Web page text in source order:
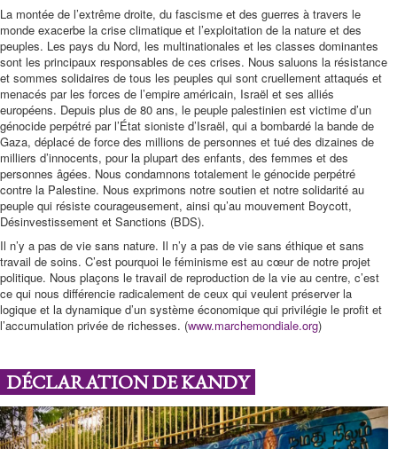
La montée de l’extrême droite, du fascisme et des guerres à travers le
monde exacerbe la crise climatique et l’exploitation de la nature et des
peuples. Les pays du Nord, les multinationales et les classes dominantes
sont les principaux responsables de ces crises. Nous saluons la résistance
et sommes solidaires de tous les peuples qui sont cruellement attaqués et
menacés par les forces de l’empire américain, Israël et ses alliés
européens. Depuis plus de 80 ans, le peuple palestinien est victime d’un
génocide perpétré par l’État sioniste d’Israël, qui a bombardé la bande de
Gaza, déplacé de force des millions de personnes et tué des dizaines de
milliers d’innocents, pour la plupart des enfants, des femmes et des
personnes âgées. Nous condamnons totalement le génocide perpétré
contre la Palestine. Nous exprimons notre soutien et notre solidarité au
peuple qui résiste courageusement, ainsi qu’au mouvement Boycott,
Désinvestissement et Sanctions (BDS).
Il n’y a pas de vie sans nature. Il n’y a pas de vie sans éthique et sans
travail de soins. C’est pourquoi le féminisme est au cœur de notre projet
politique. Nous plaçons le travail de reproduction de la vie au centre, c’est
ce qui nous différencie radicalement de ceux qui veulent préserver la
logique et la dynamique d’un système économique qui privilégie le profit et
l’accumulation privée de richesses. (www.marchemondiale.org)
DÉCLARATION DE KANDY